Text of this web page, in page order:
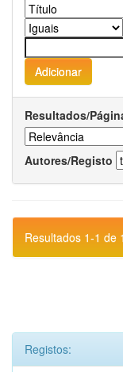
Resultados/
Autores/Registo
Resultados 1-1 de
Registos: